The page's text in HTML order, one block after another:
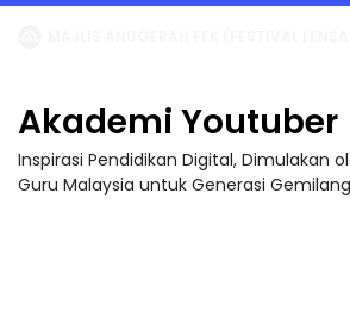
Akademi Youtuber
Inspirasi Pendidikan Digital, Dimulakan
Guru Malaysia untuk Generasi Gemilang